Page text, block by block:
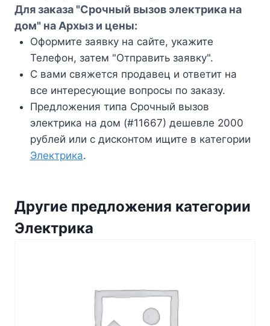
Для заказа "Срочный вызов электрика на
дом" на Архыз и цены:
Оформите заявку на сайте, укажите
Телефон, затем "Отправить заявку".
С вами свяжется продавец и ответит на
все интересующие вопросы по заказу.
Предложения типа Срочный вызов
электрика на дом (#11667) дешевле 2000
рублей или с дисконтом ищите в категории
Электрика.
Другие предложения категории
Электрика